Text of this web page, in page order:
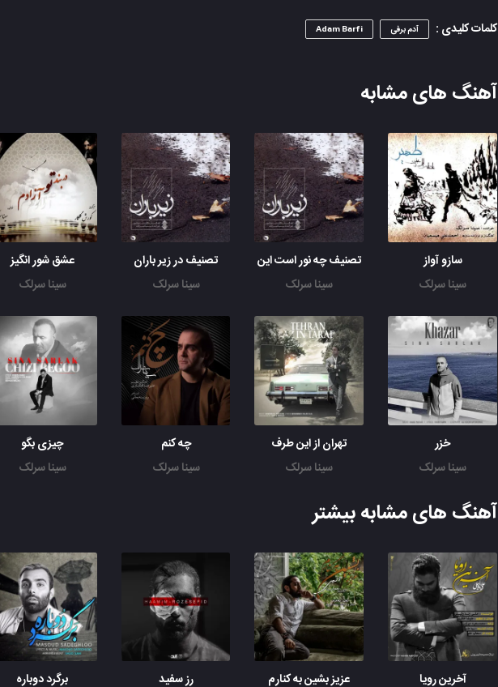
کلمات کلیدی : آدم برفی Adam Barfi
آهنگ های مشابه
سازو آواز
سینا سرلک
تصنیف چه نور است این
سینا سرلک
تصنیف در زیر باران
سینا سرلک
عشق شور انگیز
سینا سرلک
خزر
سینا سرلک
تهران از این طرف
سینا سرلک
چه کنم
سینا سرلک
چیزی بگو
سینا سرلک
آهنگ های مشابه بیشتر
آخرین رویا عزیز بشین به کنارم رز سفید برگرد دوباره